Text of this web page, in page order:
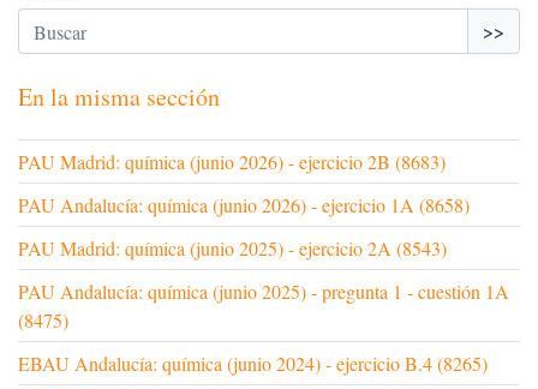
>>
En la misma sección
PAU Madrid: química (junio 2026) - ejercicio 2B (8683)
PAU Andalucía: química (junio 2026) - ejercicio 1A (8658)
PAU Madrid: química (junio 2025) - ejercicio 2A (8543)
PAU Andalucía: química (junio 2025) - pregunta 1 - cuestión 1A
(8475)
EBAU Andalucía: química (junio 2024) - ejercicio B.4 (8265)